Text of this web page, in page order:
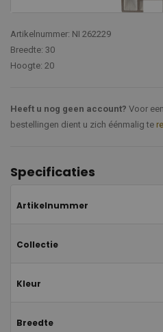
Artikelnummer: NI 262229
Breedte: 30
Hoogte: 20
Heeft u nog geen account? Voor
bestellingen dient u zich éénmalig te
Specificaties
Artikelnummer
Collectie
Kleur
Breedte